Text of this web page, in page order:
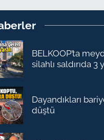
BELKOOP’ta
silahlı saldırıda 3
Dayandıkları
düştü